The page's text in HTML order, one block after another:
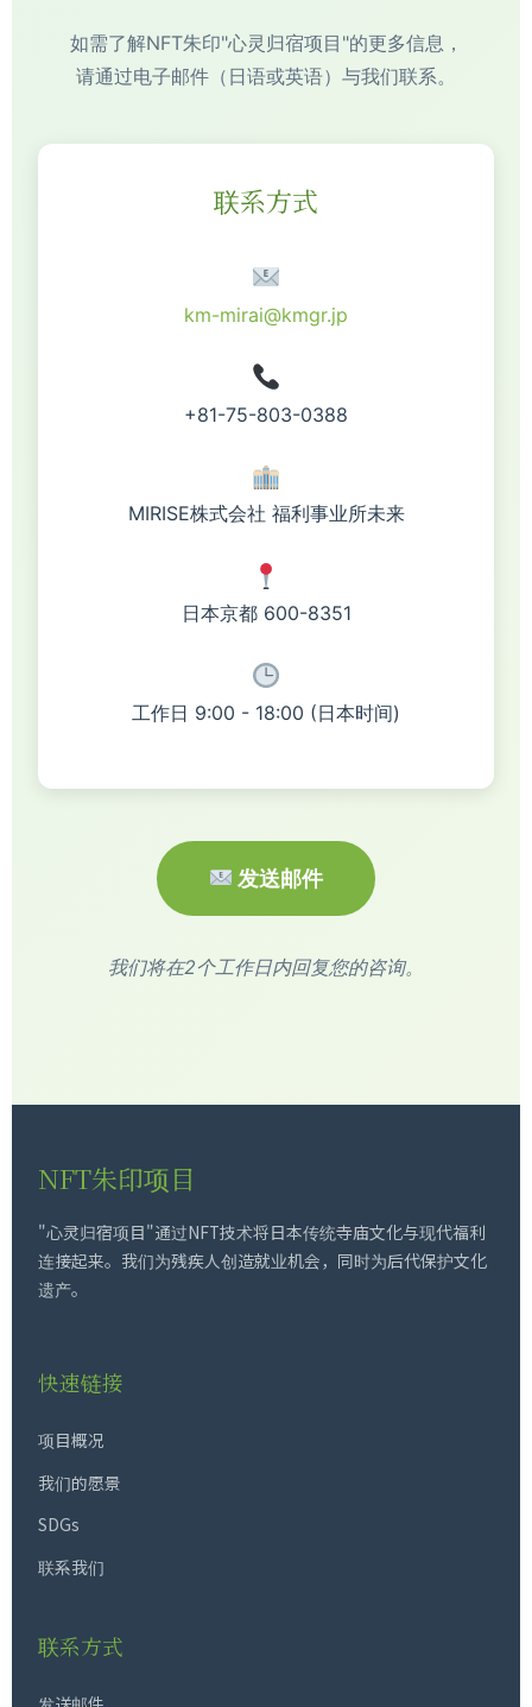
如需了解NFT朱印"心灵归宿项目"的更多信息，
请通过电子邮件（日语或英语）与我们联系。
联系方式
km-mirai@kmgr.jp
+81-75-803-0388
MIRISE株式会社 福利事业所未来
日本京都 600-8351
工作日 9:00 - 18:00 (日本时间)
发送邮件
我们将在2个工作日内回复您的咨询。
NFT朱印项目
"心灵归宿项目"通过NFT技术将日本传统寺庙文化与现代福利
连接起来。我们为残疾人创造就业机会，同时为后代保护文化
遗产。
快速链接
项目概况
我们的愿景
SDGs
联系我们
联系方式